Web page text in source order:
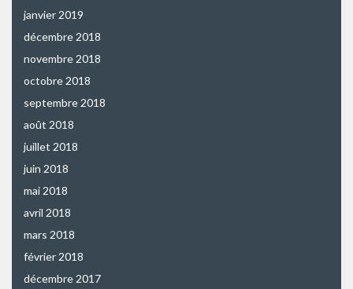
janvier 2019
décembre 2018
novembre 2018
octobre 2018
septembre 2018
août 2018
juillet 2018
juin 2018
mai 2018
avril 2018
mars 2018
février 2018
décembre 2017